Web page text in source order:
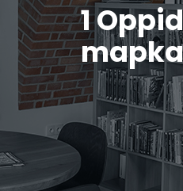
1
mapka